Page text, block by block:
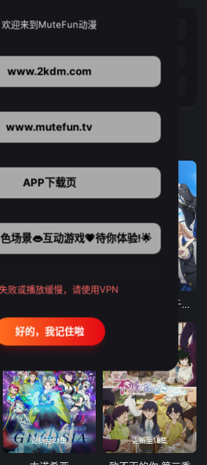
第02集 第03集
第06集 第07集 第08集
第10集 第11集 第12集
弹珠汽水瓶里的千岁同学
更新至21集 更新至18集
欢迎来到MuteFun动漫
www.2kdm.com
www.mutefun.tv
APP下载页
场景👄互动游戏💗待你体验!🌟
败或播放缓慢，请使用VPN
好的，我记住啦